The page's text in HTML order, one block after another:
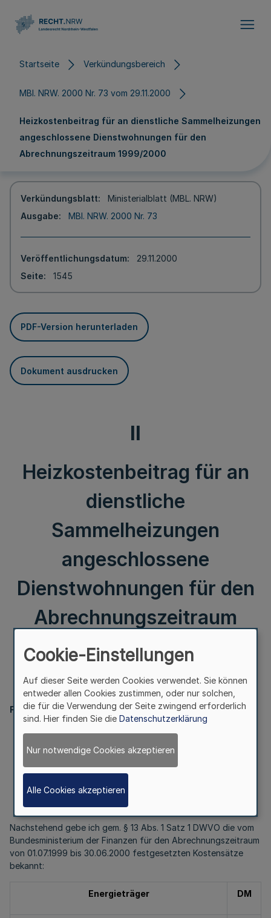
Startseite Verkündungsbereich
MBl. NRW. 2000 Nr. 73 vom 29.11.2000
Heizkostenbeitrag für an dienstliche Sammelheizungen
angeschlossene Dienstwohnungen für den
Abrechnungszeitraum 1999/2000
Verkündungsblatt
Ministerialblatt (MBL. NRW)
Ausgabe
MBl. NRW. 2000 Nr. 73
Veröffentlichungsdatum
29.11.2000
Seite
1545
PDF-Version herunterladen
Dokument ausdrucken
II
Heizkostenbeitrag für an
dienstliche
Sammelheizungen
angeschlossene
Dienstwohnungen für den
Abrechnungszeitraum
1999/2000
II.
Finanzministerium
Heizkostenbeitrag
für an dienstliche Sammelheizungen
angeschlossene Dienstwohnungen für den
Abrechnungszeitraum 1999/2000
RdErl. d. Finanzministeriums v. 23.10.2000
B 2730 - 13.1.2 - IV A 4
Nachstehend gebe ich gem. § 13 Abs. 1 Satz 1 DWVO die vom
Bundesministerium der Finanzen für den Abrechnungszeitraum
von 01.07.1999 bis 30.06.2000 festgesetzten Kostensätze
bekannt:
Energieträger DM
Cookie-Einstellungen
Auf dieser Seite werden Cookies verwendet. Sie können
entweder allen Cookies zustimmen, oder nur solchen,
die für die Verwendung der Seite zwingend erforderlich
sind. Hier finden Sie die Datenschutzerklärung
Nur notwendige Cookies akzeptieren
Alle Cookies akzeptieren